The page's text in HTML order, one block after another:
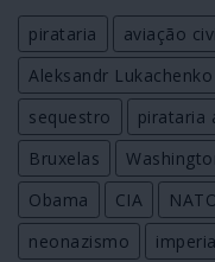
pirataria aviação
Aleksandr Lukachenko
sequestro
pirataria
Bruxelas
Obama
CIA
neonazismo